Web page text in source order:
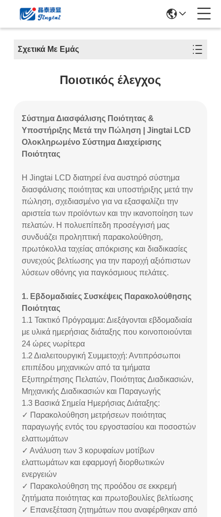
Σχετικά Με Εμάς
Ποιοτικός έλεγχος
Σύστημα Διασφάλισης Ποιότητας &
Υποστήριξης Μετά την Πώληση | Jingtai LCD
Ολοκληρωμένο Σύστημα Διαχείρισης
Ποιότητας
Η Jingtai LCD διατηρεί ένα αυστηρό σύστημα
διασφάλισης ποιότητας και υποστήριξης μετά την
πώληση, σχεδιασμένο για να εξασφαλίζει την
αριστεία των προϊόντων και την ικανοποίηση των
πελατών. Η πολυεπίπεδη προσέγγισή μας
συνδυάζει προληπτική παρακολούθηση,
πρωτόκολλα ταχείας απόκρισης και διαδικασίες
συνεχούς βελτίωσης για την παροχή αξιόπιστων
λύσεων οθόνης για παγκόσμιους πελάτες.
1. Εβδομαδιαίες Συσκέψεις Παρακολούθησης
Ποιότητας
1.1 Τακτικό Πρόγραμμα: Διεξάγονται εβδομαδιαία
με υλικά ημερήσιας διάταξης που κοινοποιούνται
24 ώρες νωρίτερα
1.2 Διαλειτουργική Συμμετοχή: Αντιπρόσωποι
επιπέδου μηχανικών από τα τμήματα
Εξυπηρέτησης Πελατών, Ποιότητας Διαδικασιών,
Μηχανικής Διαδικασιών και Παραγωγής
1.3 Βασικά Σημεία Ημερήσιας Διάταξης:
✓ Παρακολούθηση μετρήσεων ποιότητας
παραγωγής εντός του εργοστασίου και ποσοστών
ελαττωμάτων
✓ Ανάλυση των 3 κορυφαίων μοτίβων
ελαττωμάτων και εφαρμογή διορθωτικών
ενεργειών
✓ Παρακολούθηση της προόδου σε εκκρεμή
ζητήματα ποιότητας και πρωτοβουλίες βελτίωσης
✓ Επανεξέταση ζητημάτων που αναφέρθηκαν από